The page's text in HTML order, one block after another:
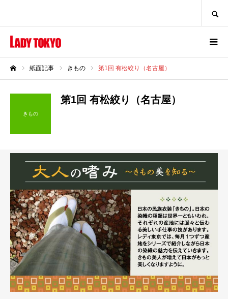
紙面記事 きもの 第1回 有松絞り（名古屋）
きもの
第1回 有松絞り（名古屋）